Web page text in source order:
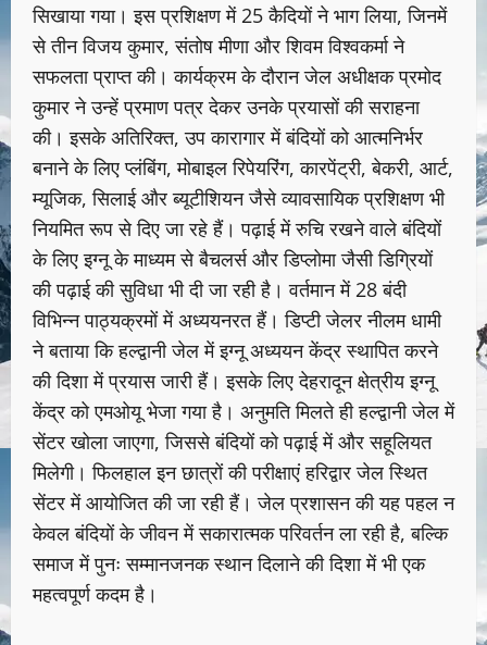
सिखाया गया। इस प्रशिक्षण में 25 कैदियों ने भाग लिया, जिनमें
से तीन विजय कुमार, संतोष मीणा और शिवम विश्वकर्मा ने
सफलता प्राप्त की। कार्यक्रम के दौरान जेल अधीक्षक प्रमोद
कुमार ने उन्हें प्रमाण पत्र देकर उनके प्रयासों की सराहना
की। इसके अतिरिक्त, उप कारागार में बंदियों को आत्मनिर्भर
बनाने के लिए प्लंबिंग, मोबाइल रिपेयरिंग, कारपेंट्री, बेकरी, आर्ट,
म्यूजिक, सिलाई और ब्यूटीशियन जैसे व्यावसायिक प्रशिक्षण भी
नियमित रूप से दिए जा रहे हैं। पढ़ाई में रुचि रखने वाले बंदियों
के लिए इग्नू के माध्यम से बैचलर्स और डिप्लोमा जैसी डिग्रियों
की पढ़ाई की सुविधा भी दी जा रही है। वर्तमान में 28 बंदी
विभिन्न पाठ्यक्रमों में अध्ययनरत हैं। डिप्टी जेलर नीलम धामी
ने बताया कि हल्द्वानी जेल में इग्नू अध्ययन केंद्र स्थापित करने
की दिशा में प्रयास जारी हैं। इसके लिए देहरादून क्षेत्रीय इग्नू
केंद्र को एमओयू भेजा गया है। अनुमति मिलते ही हल्द्वानी जेल में
सेंटर खोला जाएगा, जिससे बंदियों को पढ़ाई में और सहूलियत
मिलेगी। फिलहाल इन छात्रों की परीक्षाएं हरिद्वार जेल स्थित
सेंटर में आयोजित की जा रही हैं। जेल प्रशासन की यह पहल न
केवल बंदियों के जीवन में सकारात्मक परिवर्तन ला रही है, बल्कि
समाज में पुनः सम्मानजनक स्थान दिलाने की दिशा में भी एक
महत्वपूर्ण कदम है।